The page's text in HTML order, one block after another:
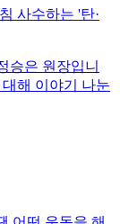
사수하는 '탄·
승은 원장입니
해 이야기 나눈